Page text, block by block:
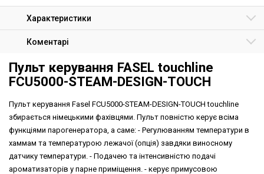
Характеристики
Коментарі
Пульт керування FASEL touchline
FCU5000-STEAM-DESIGN-TOUCH
Пульт керування Fasel FCU5000-STEAM-DESIGN-TOUCH touchline
збирається німецькими фахівцями. Пульт повністю керує всіма
функціями парогенератора, а саме: - Регулюванням температури в
хаммам та температурою лежачої (опція) завдяки виносному
датчику температури. - Подачею та інтенсивністю подачі
ароматизаторів у парне приміщення. - керує примусовою